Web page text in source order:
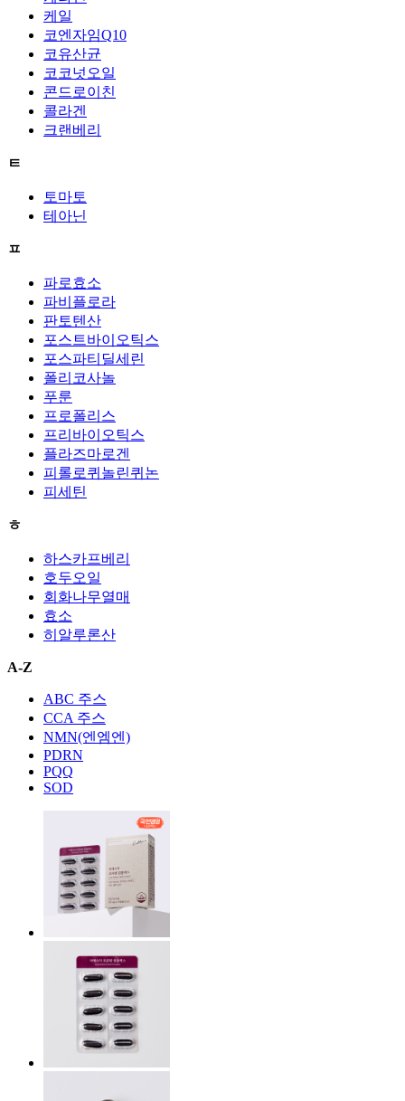
케일
코엔자임Q10
코유산균
코코넛오일
콘드로이친
콜라겐
크랜베리
ㅌ
토마토
테아닌
ㅍ
파로효소
파비플로라
판토텐산
포스트바이오틱스
포스파티딜세린
폴리코사놀
푸룬
프로폴리스
프리바이오틱스
플라즈마로겐
피롤로퀴놀린퀴논
피세틴
ㅎ
하스카프베리
호두오일
회화나무열매
효소
히알루론산
A-Z
ABC 주스
CCA 주스
NMN(엔엠엔)
PDRN
PQQ
SOD